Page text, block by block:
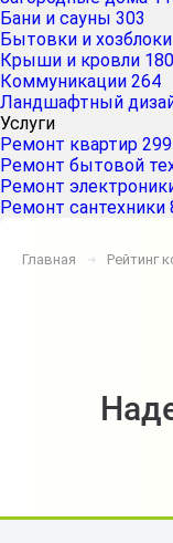
Бани и сауны 303
Бытовки и хозблоки
Крыши и кровли 180
Коммуникации 264
Ландшафтный
Услуги
Ремонт квартир 299
Ремонт бытовой
Ремонт
Ремонт сантехники
Главная ➔ Рейтинг